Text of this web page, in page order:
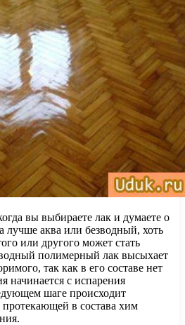
вы выбираете лак и думаете о
лучше аква или безводный, хоть
или другого может стать
полимерный лак высыхает
так как в его составе нет
начинается с испарения
шаге происходит
протекающей в состава хим